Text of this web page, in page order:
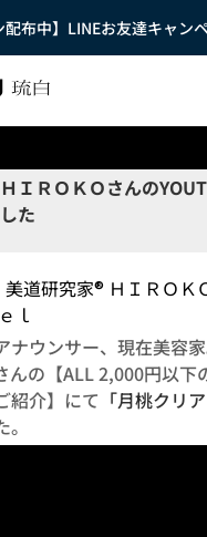
配布中】LINEお友達キャン
ＩＲＯＫＯさんの
た
美道研究家® ＨＩＲＯＫ
ｌ
ナウンサー、現在美容
んの【ALL 2,000円以下
紹介】にて 「月桃クリ